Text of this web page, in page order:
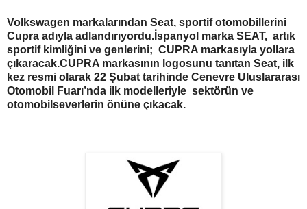
Volkswagen markalarından Seat, sportif otomobillerini
Cupra adıyla adlandırıyordu.İspanyol marka SEAT, artık
sportif kimliğini ve genlerini; CUPRA markasıyla yollara
çıkaracak.CUPRA markasının logosunu tanıtan Seat, ilk
kez resmi olarak 22 Şubat tarihinde Cenevre Uluslararası
Otomobil Fuarı’nda ilk modelleriyle sektörün ve
otomobilseverlerin önüne çıkacak.